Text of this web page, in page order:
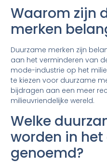
Waarom zijn
merken
Duurzame merken zijn
aan het verminderen van
mode-industrie op het
te kiezen voor duurzame
bijdragen aan een meer
milieuvriendelijke wereld.
Welke
worden in
genoemd?